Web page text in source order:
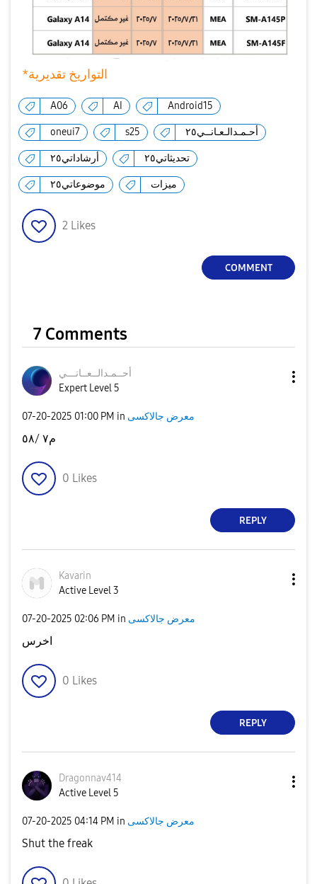
*التواريخ تقديرية
A06 AI Android15
oneui7 s25 أحـمـدالـعـانــي٢٥
أرشاداتي٢٥ تحديثاتي٢٥
موضوعاتي٢٥ ميزات
2 Likes
COMMENT
7 Comments
أحــمـدالــعــانـــي
Expert Level 5
‎07-20-2025 01:00 PM in معرض جالاكسى
م٧ /٥٨
0 Likes
REPLY
Kavarin
Active Level 3
‎07-20-2025 02:06 PM in معرض جالاكسى
اخرس
0 Likes
REPLY
Dragonnav414
Active Level 5
‎07-20-2025 04:14 PM in معرض جالاكسى
Shut the freak